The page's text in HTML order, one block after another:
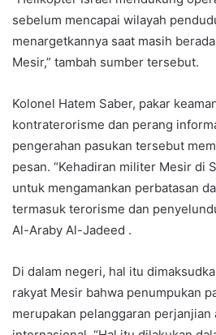
sebelum mencapai wilayah
menargetkannya saat masih
Mesir,” tambah sumber tersebut.
Kolonel Hatem Saber, pakar
kontraterorisme dan perang
pengerahan pasukan tersebut
pesan. “Kehadiran militer Mesir di
untuk mengamankan perbatasan
termasuk terorisme dan
Al-Araby Al-Jadeed .
Di dalam negeri, hal itu
rakyat Mesir bahwa penumpukan
merupakan pelanggaran perjanjian